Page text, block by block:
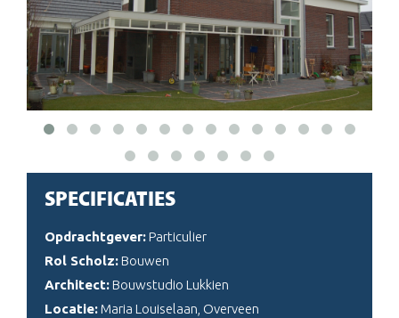
SPECIFICATIES
Opdrachtgever:Particulier
Rol Scholz:Bouwen
Architect:Bouwstudio Lukkien
Locatie:Maria Louiselaan, Overveen